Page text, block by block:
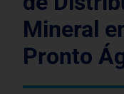
Mineral
Pronto